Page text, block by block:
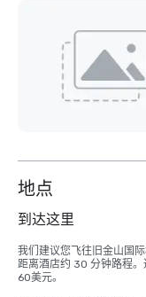
地点
到达这里
我们建议您飞往旧金山国
距离酒店约 30 分钟路程
60美元。